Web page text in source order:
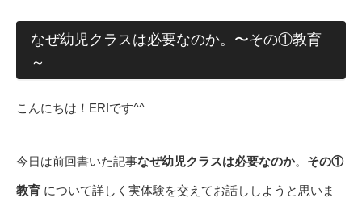
なぜ幼児クラスは必要なのか。〜その①教育
～
こんにちは！ERIです^^
今日は前回書いた記事なぜ幼児クラスは必要なのか。 その①
教育 について詳しく実体験を交えてお話ししようと思いま